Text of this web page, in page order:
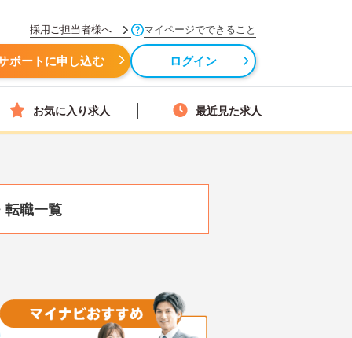
採用ご担当者様へ マイページでできること
ポートに申し込む ログイン
お気に入り求人 最近見た求人
転職一覧